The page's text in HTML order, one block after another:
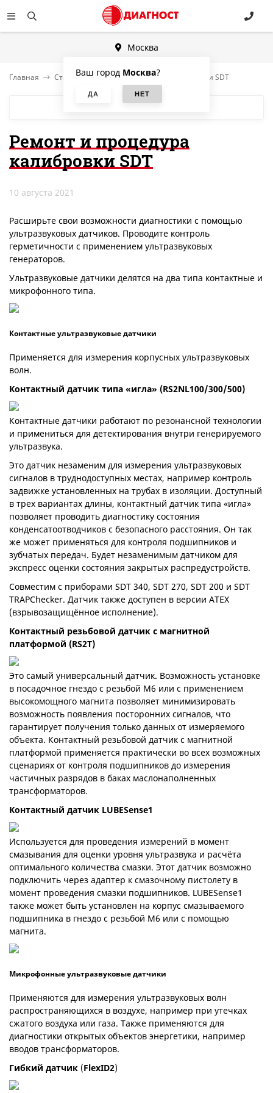
Москва
Ваш город Москва?
Главная Статьи Ремонт и процедура калибровки SDT
Ремонт и процедура
калибровки SDT
10 августа 2021
Расширьте свои возможности диагностики с помощью
ультразвуковых датчиков. Проводите контроль
герметичности с применением ультразвуковых
генераторов.
Ультразвуковые датчики делятся на два типа контактные и
микрофонного типа.
Контактные ультразвуковые датчики
Применяется для измерения корпусных ультразвуковых
волн.
Контактный датчик типа «игла» (RS2NL100/300/500)
Контактные датчики работают по резонансной технологии
и примениться для детектирования внутри генерируемого
ультразвука.
Это датчик незаменим для измерения ультразвуковых
сигналов в труднодоступных местах, например контроль
задвижке установленных на трубах в изоляции. Доступный
в трех вариантах длины, контактный датчик типа «игла»
позволяет проводить диагностику состояния
конденсатоотводчиков с безопасного расстояния. Он так
же может применяться для контроля подшипников и
зубчатых передач. Будет незаменимым датчиком для
экспресс оценки состояния закрытых распредустройств.
Совместим с приборами SDT 340, SDT 270, SDT 200 и SDT
TRAPChecker. Датчик также доступен в версии ATEX
(взрывозащищённое исполнение).
Контактный резьбовой датчик с магнитной
платформой (RS2T)
Это самый универсальный датчик. Возможность установке
в посадочное гнездо с резьбой M6 или с применением
высокомощного магнита позволяет минимизировать
возможность появления посторонних сигналов, что
гарантирует получения только данных от измеряемого
объекта. Контактный резьбовой датчик с магнитной
платформой применяется практически во всех возможных
сценариях от контроля подшипников до измерения
частичных разрядов в баках маслонаполненных
трансформаторов.
Контактный датчик LUBESense1
Используется для проведения измерений в момент
смазывания для оценки уровня ультразвука и расчёта
оптимального количества смазки. Этот датчик возможно
подключить через адаптер к смазочному пистолету в
момент проведения смазки подшипников. LUBESense1
также может быть установлен на корпус смазываемого
подшипника в гнездо с резьбой М6 или с помощью
магнита.
Микрофонные ультразвуковые датчики
Применяются для измерения ультразвуковых волн
распространяющихся в воздухе, например при утечках
сжатого воздуха или газа. Также применяются для
диагностики открытых объектов энергетики, например
вводов трансформаторов.
Гибкий датчик (FlexID2)